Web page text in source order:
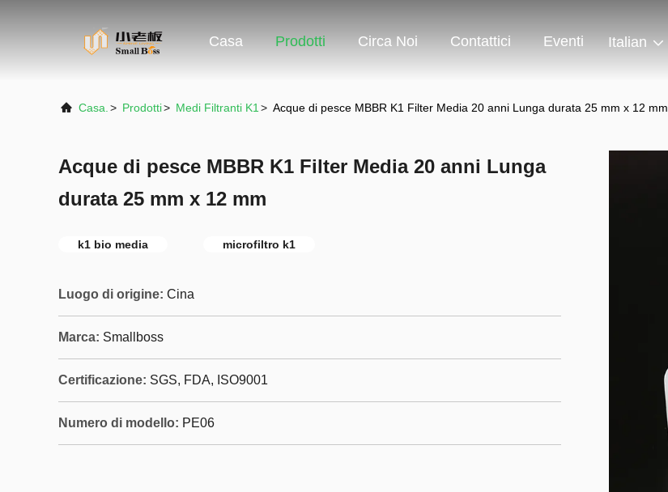
Casa Prodotti Circa Noi Contattici Eventi Italian
Casa. > Prodotti> Medi Filtranti K1 > Acque di pesce MBBR K1 Filter Media 20 anni Lunga durata 25 mm x 12 mm
Acque di pesce MBBR K1 Filter Media 20 anni Lunga
durata 25 mm x 12 mm
k1 bio media microfiltro k1
Luogo di origine: Cina
Marca: Smallboss
Certificazione: SGS, FDA, ISO9001
Numero di modello: PE06